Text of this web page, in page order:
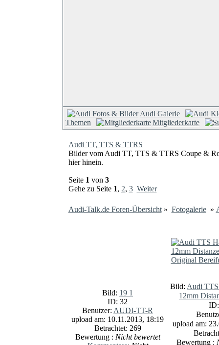
Audi Galerie
Themen
Mitgliederkarte
Audi TT, TTS & TTRS
Bilder vom Audi TT, TTS & TTRS Coupe &
hier hinein.
Seite 1 von 3
Gehe zu Seite 1, 2, 3 Weiter
Audi-Talk.de Foren-Übersicht» Fotogalerie»
Bild: 19 1
ID: 32
Benutzer: AUDI-TT-R
upload am: 10.11.2013, 18:19
Betrachtet: 269
Bewertung : Nicht bewertet
Bild: Audi
12mm
upload am:
Bewertung :